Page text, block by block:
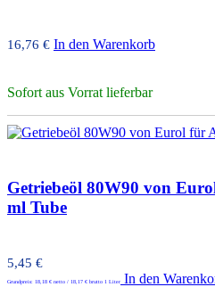
16,76 € In den Warenkorb
Sofort aus Vorrat lieferbar
Getriebeöl 80W90 von
ml Tube
5,45 €
Grundpreis: 18,18 € netto / 18,17 € brutto 1 Liter In den